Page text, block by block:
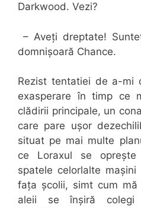
Darkwood. Vezi?
– Aveți dreptate!
domnișoară Chance.
Rezist tentatiei de a-mi
exasperare în timp ce
clădirii principale, un
care pare ușor
situat pe mai multe
ce Loraxul se
spatele celorlalte
fața școlii, simt cum mă
aleii se înșiră